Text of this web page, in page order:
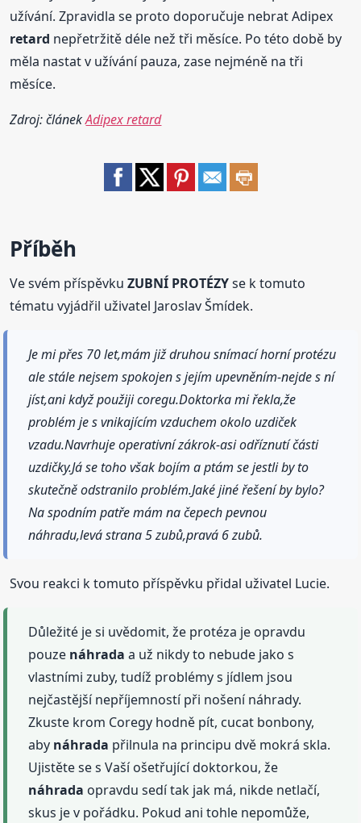
užívání. Zpravidla se proto doporučuje nebrat Adipex
retard nepřetržitě déle než tři měsíce. Po této době by
měla nastat v užívání pauza, zase nejméně na tři
měsíce.
Zdroj: článekAdipex retard
Příběh
Ve svém příspěvkuZUBNÍ PROTÉZYse k tomuto
tématu vyjádřil uživatel Jaroslav Šmídek.
Je mi přes 70 let,mám již druhou snímací horní protézu
ale stále nejsem spokojen s jejím upevněním-nejde s ní
jíst,ani když použiji coregu.Doktorka mi řekla,že
problém je s vnikajícím vzduchem okolo uzdiček
vzadu.Navrhuje operativní zákrok-asi odříznutí části
uzdičky.Já se toho však bojím a ptám se jestli by to
skutečně odstranilo problém.Jaké jiné řešení by bylo?
Na spodním patře mám na čepech pevnou
náhradu,levá strana 5 zubů,pravá 6 zubů.
Svou reakci k tomuto příspěvku přidal uživatel Lucie.
Důležité je si uvědomit, že protéza je opravdu
pouze náhrada a už nikdy to nebude jako s
vlastními zuby, tudíž problémy s jídlem jsou
nejčastější nepříjemností při nošení náhrady.
Zkuste krom Coregy hodně pít, cucat bonbony,
aby náhrada přilnula na principu dvě mokrá skla.
Ujistěte se s Vaší ošetřující doktorkou, že
náhrada opravdu sedí tak jak má, nikde netlačí,
skus je v pořádku. Pokud ani tohle nepomůže,